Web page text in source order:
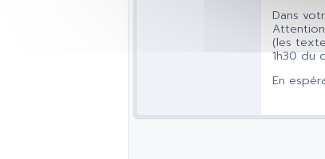
Dans
(les
1h30 du
En